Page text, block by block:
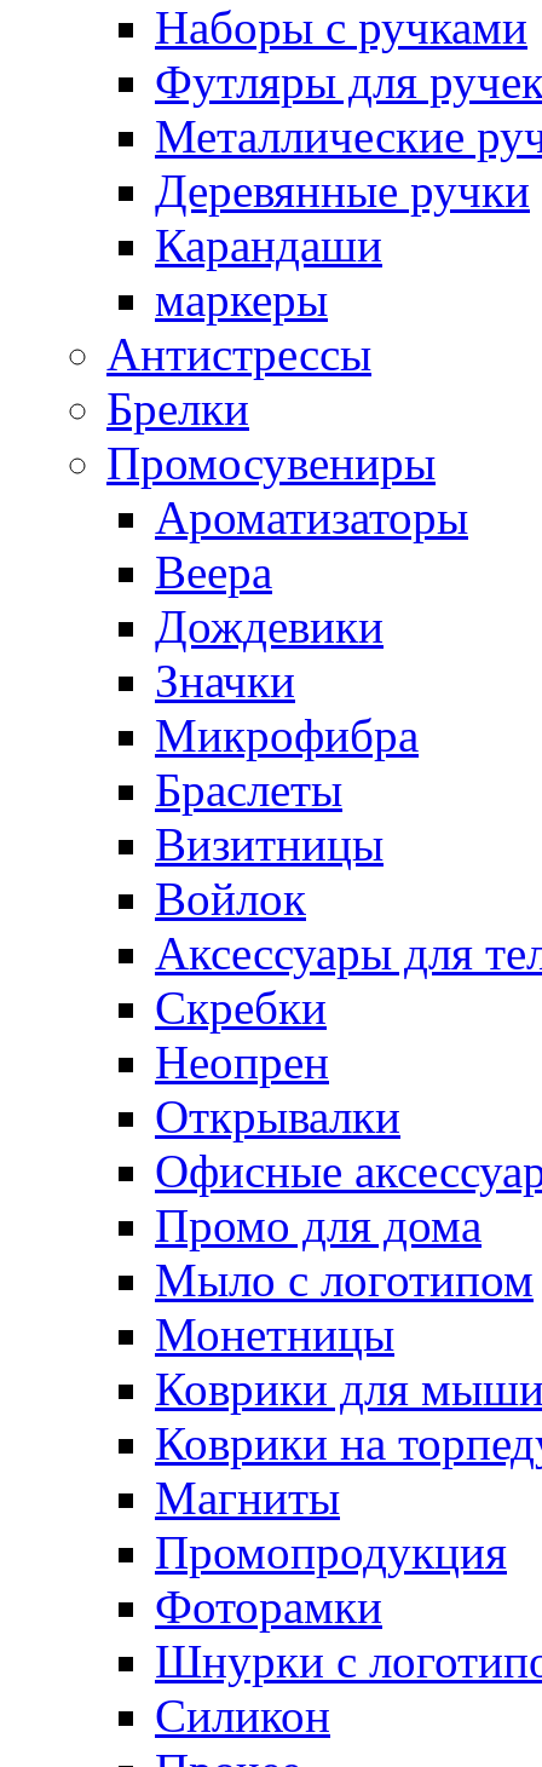
Наборы с ручками
Футляры для
Металлические
Деревянные ручки
Карандаши
маркеры
Антистрессы
Брелки
Промосувениры
Ароматизаторы
Веера
Дождевики
Значки
Микрофибра
Браслеты
Визитницы
Войлок
Аксессуары для
Cкребки
Неопрен
Открывалки
Офисные
Промо для дома
Мыло с логотипом
Монетницы
Коврики для
Коврики на
Магниты
Промопродукция
Фоторамки
Шнурки с
Силикон